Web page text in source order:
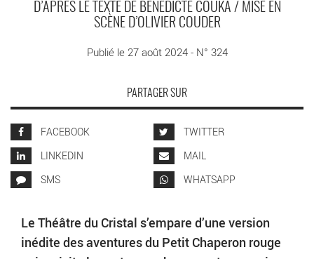
D’APRÈS LE TEXTE DE BÉNÉDICTE COUKA / MISE EN
SCÈNE D’OLIVIER COUDER
Publié le 27 août 2024 - N° 324
PARTAGER SUR
FACEBOOK
TWITTER
LINKEDIN
MAIL
SMS
WHATSAPP
Le Théâtre du Cristal s’empare d’une version
inédite des aventures du Petit Chaperon rouge